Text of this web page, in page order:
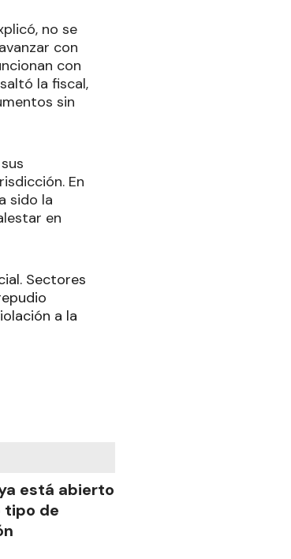
no se
con
con
la fiscal,
sin
En
sido la
en
Sectores
a la
está abierto
tipo de